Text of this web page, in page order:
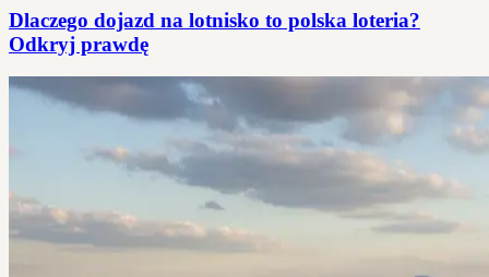
Dlaczego dojazd na lotnisko to polska loteria?
Odkryj prawdę